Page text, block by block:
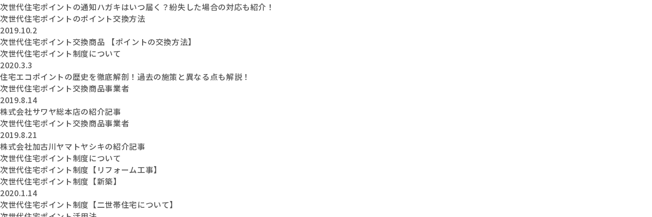
次世代住宅ポイントの通知ハガキはいつ届く？紛失した場合の対応も紹介！
次世代住宅ポイントのポイント交換方法
2019.10.2
次世代住宅ポイント交換商品 【ポイントの交換方法】
次世代住宅ポイント制度について
2020.3.3
住宅エコポイントの歴史を徹底解剖！過去の施策と異なる点も解説！
次世代住宅ポイント交換商品事業者
2019.8.14
株式会社サワヤ総本店の紹介記事
次世代住宅ポイント交換商品事業者
2019.8.21
株式会社加古川ヤマトヤシキの紹介記事
次世代住宅ポイント制度について
次世代住宅ポイント制度【リフォーム工事】
次世代住宅ポイント制度【新築】
2020.1.14
次世代住宅ポイント制度【二世帯住宅について】